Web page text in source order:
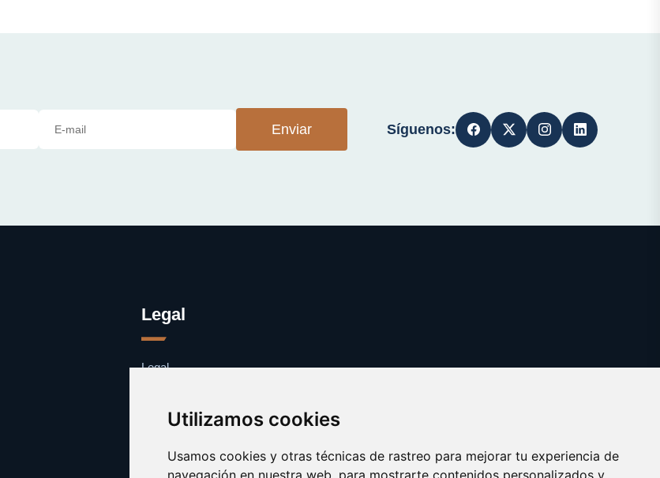
Utilizamos cookies
Usamos cookies y otras técnicas de rastreo para mejorar tu experiencia de
navegación en nuestra web, para mostrarte contenidos personalizados y
Enviar Síguenos:
Legal
Legal
Contacto